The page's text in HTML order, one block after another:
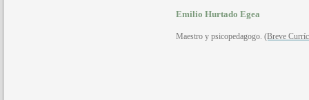
Emilio Hurtado Egea
Maestro y psicopedagogo. (Breve